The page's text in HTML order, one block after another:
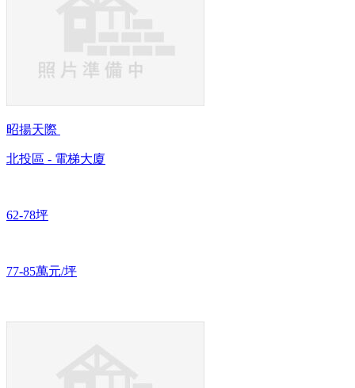
昭揚天際
北投區 - 電梯大廈
62-78坪
77-85萬元/坪